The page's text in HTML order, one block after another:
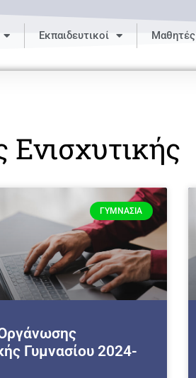
Εκπαιδευτικοί Μαθητές
Ενισχυτικής
ΓΥΜΝΆΣΙΑ
Γυμνασίου 2024-